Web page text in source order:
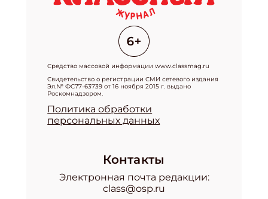
Средство массовой информации www.classmag.ru
Свидетельство о регистрации СМИ сетевого издания
Эл.№ ФС77-63739 от 16 ноября 2015 г. выдано
Роскомнадзором.
Политика обработки
персональных данных
Контакты
Электронная почта редакции:
class@osp.ru